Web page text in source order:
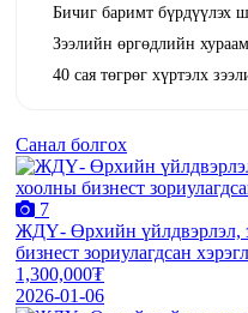
Бичиг баримт бүрдүүлэх
Зээлийн өргөдлийн
40 сая төгрөг хүртэлх
Санал болгох
7
ЖДҮ- Өрхийн үйлдвэрлэл,
бизнест зориулагдсан
1,300,000₮
2026-01-06